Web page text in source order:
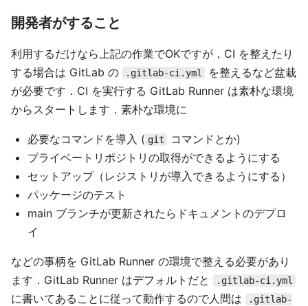
開発者がすること
利用するだけなら上記の作業でOKですが，CI を整えたり
する場合は GitLab の
.gitlab-ci.yml
を整えるなど盆栽
が必要です．CI を実行する GitLab Runner は素朴な環境
からスタートします．素朴な環境に
必要なコマンドを導入 ( git
コマンドとか)
プライベートリポジトリの取得ができるようにする
セットアップ（レジストリが導入できるようにする）
パッケージのテスト
main ブランチが更新されたらドキュメントのデプロ
イ
などの事柄を GitLab Runner の環境で整える必要があり
ます．GitLab Runner はデフォルトだと
.gitlab-ci.yml
に書いてあることに従って動作するので人間は
.gitlab-